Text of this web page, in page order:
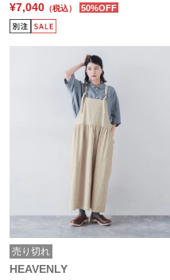
¥7,040 （税込） 50%OFF
売り切れ
HEAVENLY